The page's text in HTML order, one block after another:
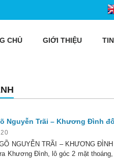
CHỦ GIỚI THIỆU
Nguyễn Trãi – Khương Đình
NGUYỄN TRÃI – KHƯƠNG
Khương Đình, lô góc 2 mặt